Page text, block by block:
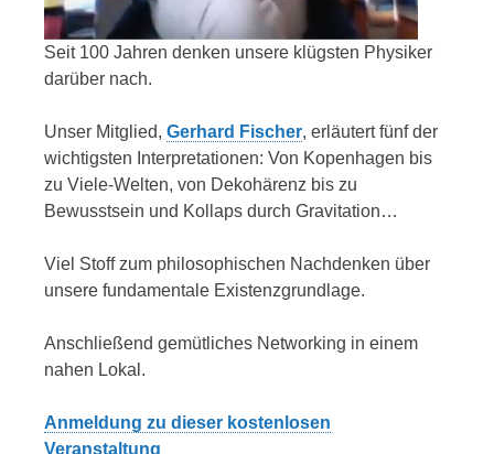
Seit 100 Jahren denken unsere klügsten Physiker
darüber nach.
Unser Mitglied, Gerhard Fischer, erläutert fünf der
wichtigsten Interpretationen: Von Kopenhagen bis
zu Viele-Welten, von Dekohärenz bis zu
Bewusstsein und Kollaps durch Gravitation…
Viel Stoff zum philosophischen Nachdenken über
unsere fundamentale Existenzgrundlage.
Anschließend gemütliches Networking in einem
nahen Lokal.
Anmeldung zu dieser kostenlosen
Veranstaltung